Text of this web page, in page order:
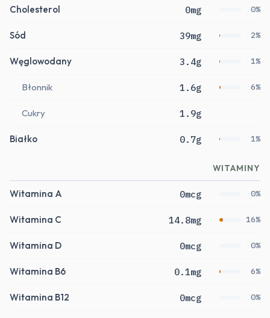
Cholesterol 0mg 0%
Sód 39mg 2%
Węglowodany 3.4g 1%
Błonnik 1.6g 6%
Cukry 1.9g
Białko 0.7g 1%
WITAMINY
Witamina A 0mcg 0%
Witamina C 14.8mg 16%
Witamina D 0mcg 0%
Witamina B6 0.1mg 6%
Witamina B12 0mcg 0%